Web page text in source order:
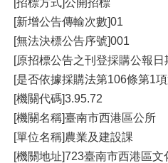
[招標方式]公開招標
[新增公告傳輸次數]01
[無法決標公告序號]001
[原招標公告之刊登採購公報日
[是否依據採購法第106條第1
[機關代碼]3.95.72
[機關名稱]臺南市西港區公所
[單位名稱]農業及建設課
[機關地址]723臺南市西港區文